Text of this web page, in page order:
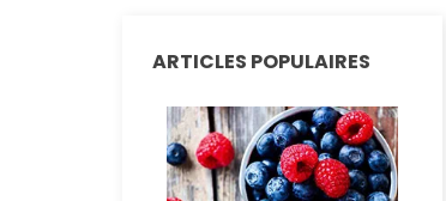
ARTICLES POPULAIRES